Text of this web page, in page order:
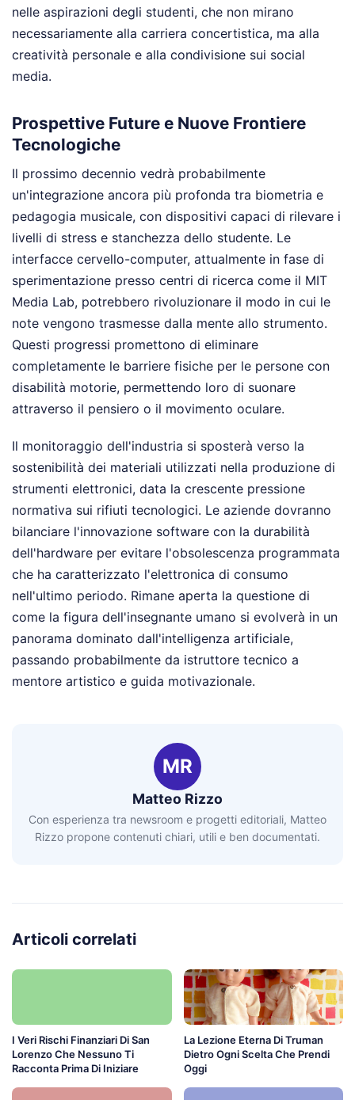
nelle aspirazioni degli studenti, che non mirano
necessariamente alla carriera concertistica, ma alla
creatività personale e alla condivisione sui social
media.
Prospettive Future e Nuove Frontiere
Tecnologiche
Il prossimo decennio vedrà probabilmente
un'integrazione ancora più profonda tra biometria e
pedagogia musicale, con dispositivi capaci di rilevare i
livelli di stress e stanchezza dello studente. Le
interfacce cervello-computer, attualmente in fase di
sperimentazione presso centri di ricerca come il MIT
Media Lab, potrebbero rivoluzionare il modo in cui le
note vengono trasmesse dalla mente allo strumento.
Questi progressi promettono di eliminare
completamente le barriere fisiche per le persone con
disabilità motorie, permettendo loro di suonare
attraverso il pensiero o il movimento oculare.
Il monitoraggio dell'industria si sposterà verso la
sostenibilità dei materiali utilizzati nella produzione di
strumenti elettronici, data la crescente pressione
normativa sui rifiuti tecnologici. Le aziende dovranno
bilanciare l'innovazione software con la durabilità
dell'hardware per evitare l'obsolescenza programmata
che ha caratterizzato l'elettronica di consumo
nell'ultimo periodo. Rimane aperta la questione di
come la figura dell'insegnante umano si evolverà in un
panorama dominato dall'intelligenza artificiale,
passando probabilmente da istruttore tecnico a
mentore artistico e guida motivazionale.
MR
Matteo Rizzo
Con esperienza tra newsroom e progetti editoriali, Matteo
Rizzo propone contenuti chiari, utili e ben documentati.
Articoli correlati
I Veri Rischi Finanziari Di San
Lorenzo Che Nessuno Ti
Racconta Prima Di Iniziare
La Lezione Eterna Di Truman
Dietro Ogni Scelta Che Prendi
Oggi